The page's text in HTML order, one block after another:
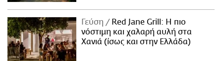
Γεύση
Red Jane Grill: Η πιο
νόστιμη και χαλαρή αυλή στα
Χανιά (ίσως και στην Ελλάδα)